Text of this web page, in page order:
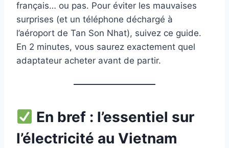
français… ou pas. Pour éviter les mauvaises
surprises (et un téléphone déchargé à
l’aéroport de Tan Son Nhat), suivez ce guide.
En 2 minutes, vous saurez exactement quel
adaptateur acheter avant de partir.
En bref : l’essentiel sur
l’électricité au Vietnam